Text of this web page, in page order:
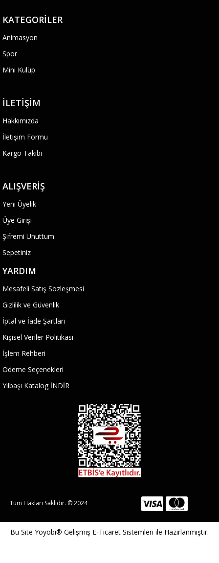
KATEGORILER
Animasyon
Spor
Mini Kulüp
İLETIŞIM
Hakkımızda
İletişim Formu
Kargo Takibi
ALIŞVERIŞ
Yeni Üyelik
Üye Girişi
Şifremi Unuttum
Sepetiniz
YARDIM
Mesafeli Satış Sözleşmesi
Gizlilik ve Güvenlik
İptal ve İade Şartları
Kişisel Veriler Politikası
İşlem Rehberi
Ödeme Seçenekleri
Yılbaşı Katalog İNDİR
Tüm Hakları Saklıdır. © 2024
Bu Site Yoyobi® Gelişmiş E-Ticaret Sistemleri ile Hazırlanmıştır.